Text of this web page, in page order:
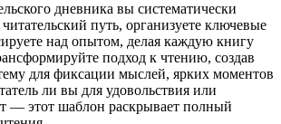
дневника вы систематически
путь, организуете ключевые
над опытом, делая каждую книгу
подход к чтению, создав
для фиксации мыслей, ярких моментов
ли вы для удовольствия или
— этот шаблон раскрывает полный